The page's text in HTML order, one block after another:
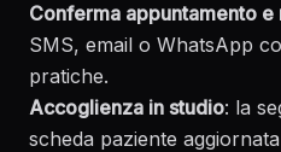
Conferma appuntamento e
SMS, email o WhatsApp
pratiche.
Accoglienza in studio: la
scheda paziente